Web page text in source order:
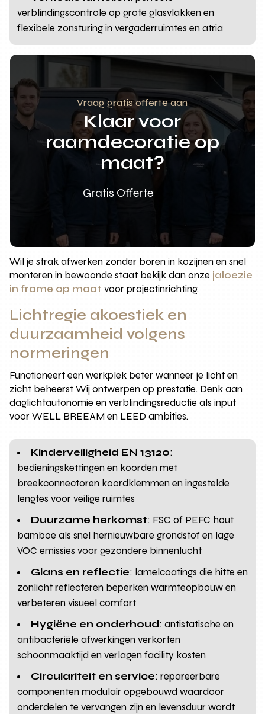
verblindingscontrole op grote glasvlakken en
flexibele zonsturing in vergaderruimtes en atria
Vraag gratis offerte aan
Klaar voor
raamdecoratie op
maat?
Gratis Offerte
Wil je strak afwerken zonder boren in kozijnen en snel
monteren in bewoonde staat bekijk dan onze jaloezie
in frame op maat voor projectinrichting.
Lichtregie akoestiek en
duurzaamheid volgens
normeringen
Functioneert een werkplek beter wanneer je licht en
zicht beheerst Wij ontwerpen op prestatie. Denk aan
daglichtautonomie en verblindingsreductie als input
voor WELL BREEAM en LEED ambities.
Kinderveiligheid EN 13120:
bedieningskettingen en koorden met
breekconnectoren koordklemmen en ingestelde
lengtes voor veilige ruimtes
Duurzame herkomst: FSC of PEFC hout
bamboe als snel hernieuwbare grondstof en lage
VOC emissies voor gezondere binnenlucht
Glans en reflectie: lamelcoatings die hitte en
zonlicht reflecteren beperken warmteopbouw en
verbeteren visueel comfort
Hygiëne en onderhoud: antistatische en
antibacteriële afwerkingen verkorten
schoonmaaktijd en verlagen facility kosten
Circulariteit en service: repareerbare
componenten modulair opgebouwd waardoor
onderdelen te vervangen zijn en levensduur wordt